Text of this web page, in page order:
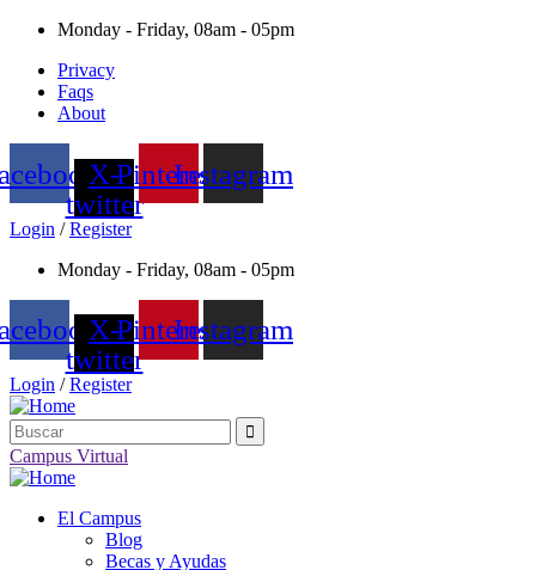
Monday - Friday, 08am - 05pm
Privacy
Faqs
About
X-
twitter
PinterestInstagram
Login / Register
Monday - Friday, 08am - 05pm
X-
twitter
PinterestInstagram
Login / Register
Campus Virtual
El Campus
Blog
Becas y Ayudas